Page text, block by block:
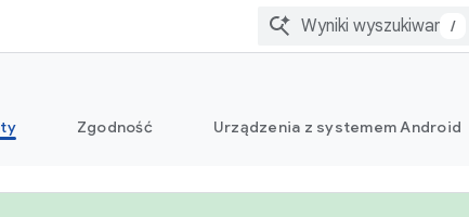
/
Zgodność Urządzenia z systemem Android